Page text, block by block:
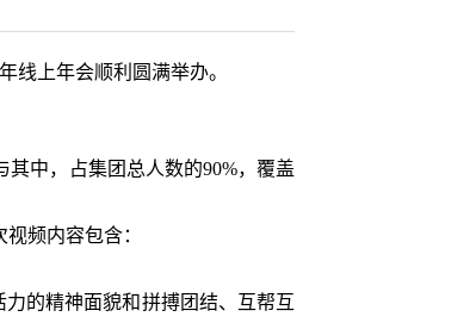
线上年会顺利圆满举办。
中，占集团总人数的90%，覆盖
频内容包含：
的精神面貌和拼搏团结、互帮互